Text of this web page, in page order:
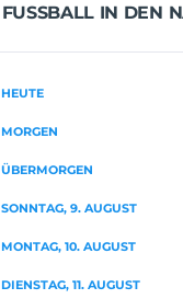
FUSSBALL IN DEN
HEUTE
MORGEN
ÜBERMORGEN
SONNTAG, 9. AUGUST
MONTAG, 10. AUGUST
DIENSTAG, 11. AUGUST